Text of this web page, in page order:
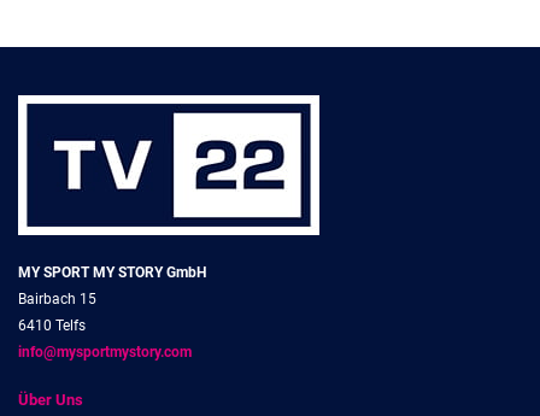
MY SPORT MY STORY GmbH
Bairbach 15
6410 Telfs
info@mysportmystory.com
Über Uns